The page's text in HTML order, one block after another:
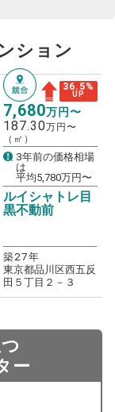
ション
36.5%
UP
7,680万円〜
187.30万円〜
（㎡）
3年前の価格相場
は
平均5,780万円〜
ルイシャトレ目
黒不動前
築27年
東京都品川区西五反
田５丁目２－３
ー